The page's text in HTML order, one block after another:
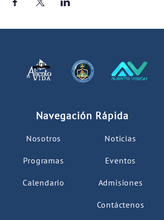
Navegación Rápida
Nosotros
Programas
Calendario
Noticias
Eventos
Admisiones
Contáctenos